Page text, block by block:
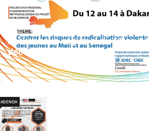
Atelier sous-régional du 12 au 14
décembre 2017
Jan 20, 2018
AGENDA